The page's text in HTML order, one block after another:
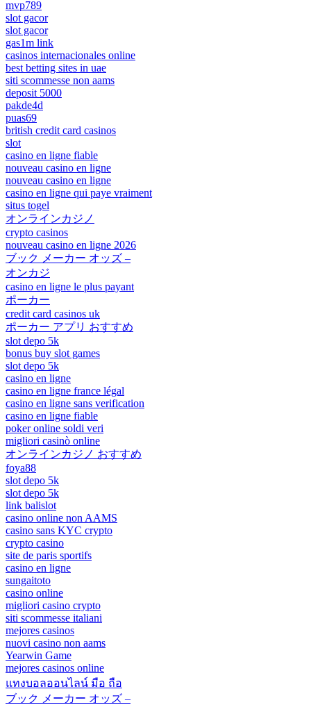
mvp789
slot gacor
slot gacor
gas1m link
casinos internacionales online
best betting sites in uae
siti scommesse non aams
deposit 5000
pakde4d
puas69
british credit card casinos
slot
casino en ligne fiable
nouveau casino en ligne
nouveau casino en ligne
casino en ligne qui paye vraiment
situs togel
オンラインカジノ
crypto casinos
nouveau casino en ligne 2026
ブック メーカー オッズ –
オンカジ
casino en ligne le plus payant
ポーカー
credit card casinos uk
ポーカー アプリ おすすめ
slot depo 5k
bonus buy slot games
slot depo 5k
casino en ligne
casino en ligne france légal
casino en ligne sans verification
casino en ligne fiable
poker online soldi veri
migliori casinò online
オンラインカジノ おすすめ
foya88
slot depo 5k
slot depo 5k
link balislot
casino online non AAMS
casino sans KYC crypto
crypto casino
site de paris sportifs
casino en ligne
sungaitoto
casino online
migliori casino crypto
siti scommesse italiani
mejores casinos
nuovi casino non aams
Yearwin Game
mejores casinos online
แทงบอลออนไลน์ มือ ถือ
ブック メーカー オッズ –